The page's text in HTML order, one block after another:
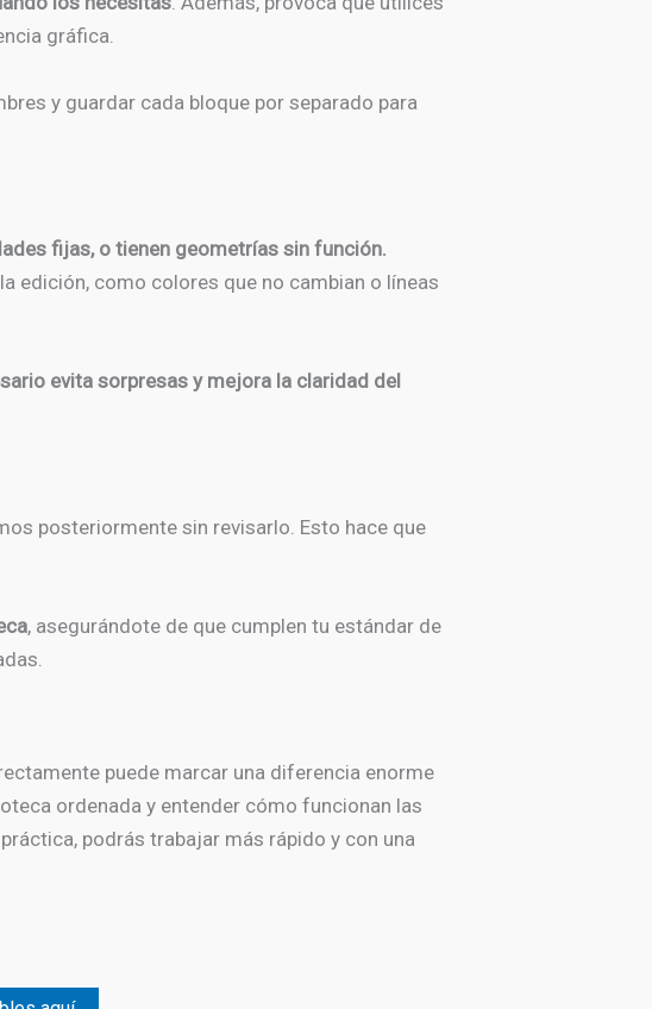
gráfica.
y guardar cada bloque por separado para
fijas, o tienen geometrías sin función.
edición, como colores que no cambian o líneas
evita sorpresas y mejora la claridad del
posteriormente sin revisarlo. Esto hace que
, asegurándote de que cumplen tu estándar de
puede marcar una diferencia enorme
ordenada y entender cómo funcionan las
podrás trabajar más rápido y con una